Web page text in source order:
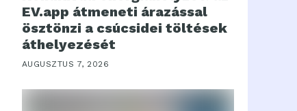
EV.app átmeneti árazással
ösztönzi a csúcsidei töltések
áthelyezését
AUGUSZTUS 7, 2026